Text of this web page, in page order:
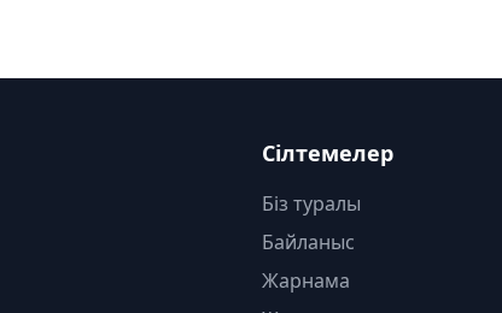
Сілтемелер
Біз туралы
Байланыс
Жарнама